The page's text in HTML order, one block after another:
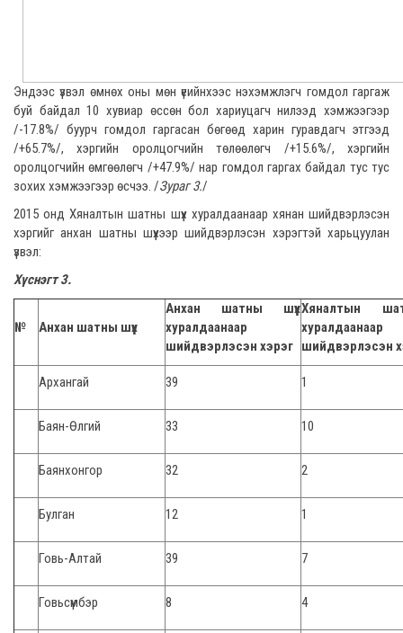
Эндээс үзвэл өмнөх оны мөн үеийнхээс нэхэмжлэгч гомдол гаргаж
буй байдал 10 хувиар өссөн бол хариуцагч нилээд хэмжээгээр
/-17.8%/ буурч гомдол гаргасан бөгөөд харин гуравдагч этгээд
/+65.7%/, хэргийн оролцогчийн төлөөлөгч /+15.6%/, хэргийн
оролцогчийн өмгөөлөгч /+47.9%/ нар гомдол гаргах байдал тус тус
зохих хэмжээгээр өсчээ. /Зураг 3./
2015 онд Хяналтын шатны шүүх хуралдаанаар хянан шийдвэрлэсэн
хэргийг анхан шатны шүүхээр шийдвэрлэсэн хэрэгтэй харьцуулан
үзвэл:
Хүснэгт 3.
№ Анхан шатны шүүх
Анхан шатны шүүх
хуралдаанаар
шийдвэрлэсэн хэрэг
Хяналтын
шийдвэрлэсэн
Архангай 39 1
Баян-Өлгий 33 10
Баянхонгор 32 2
Булган 12 1
Говь-Алтай 39 7
Говьсүмбэр 8 4